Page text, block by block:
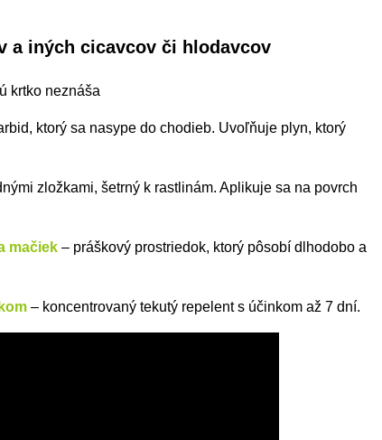
a iných cicavcov či hlodavcov
krtko neznáša
ktorý sa nasype do chodieb. Uvoľňuje plyn, ktorý
zložkami, šetrný k rastlinám. Aplikuje sa na povrch
mačiek – práškový prostriedok, ktorý pôsobí dlhodobo a
– koncentrovaný tekutý repelent s účinkom až 7 dní.